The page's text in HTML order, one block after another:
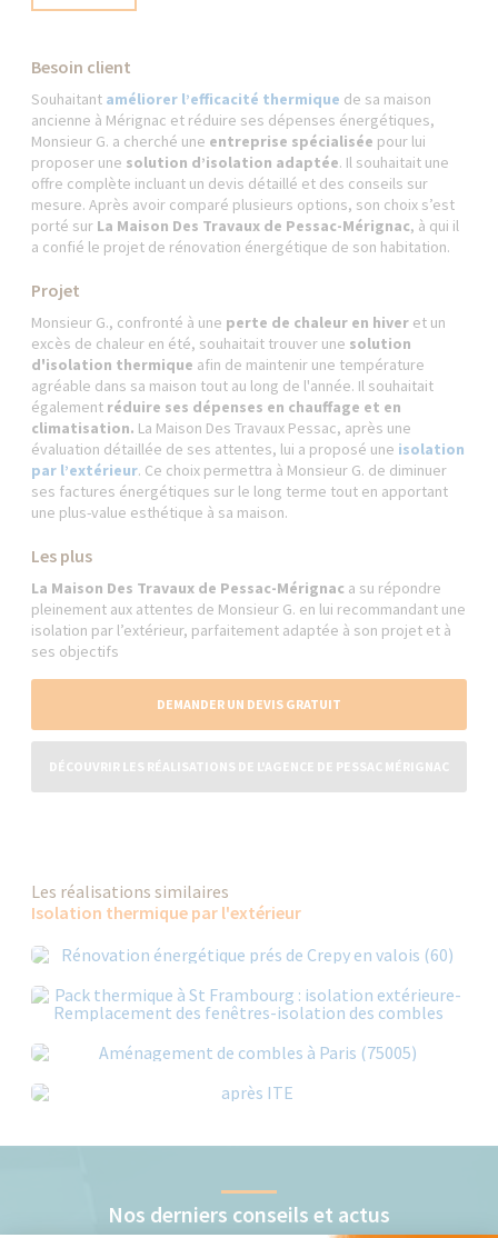
Besoin client
Souhaitant améliorer l’efficacité thermique de sa maison
ancienne à Mérignac et réduire ses dépenses énergétiques,
Monsieur G. a cherché une entreprise spécialisée pour lui
proposer une solution d’isolation adaptée. Il souhaitait une
offre complète incluant un devis détaillé et des conseils sur
mesure. Après avoir comparé plusieurs options, son choix s’est
porté sur La Maison Des Travaux de Pessac-Mérignac, à qui il
a confié le projet de rénovation énergétique de son habitation.
Projet
Monsieur G., confronté à une perte de chaleur en hiver et un
excès de chaleur en été, souhaitait trouver une solution
d'isolation thermique afin de maintenir une température
agréable dans sa maison tout au long de l'année. Il souhaitait
également réduire ses dépenses en chauffage et en
climatisation. La Maison Des Travaux Pessac, après une
évaluation détaillée de ses attentes, lui a proposé une isolation
par l’extérieur. Ce choix permettra à Monsieur G. de diminuer
ses factures énergétiques sur le long terme tout en apportant
une plus-value esthétique à sa maison.
Les plus
La Maison Des Travaux de Pessac-Mérignac a su répondre
pleinement aux attentes de Monsieur G. en lui recommandant une
isolation par l’extérieur, parfaitement adaptée à son projet et à
ses objectifs
DEMANDER UN DEVIS GRATUIT
DÉCOUVRIR LES RÉALISATIONS DE L'AGENCE DE PESSAC MÉRIGNAC
Les réalisations similaires
Isolation thermique par l'extérieur
Nos derniers conseils et actus